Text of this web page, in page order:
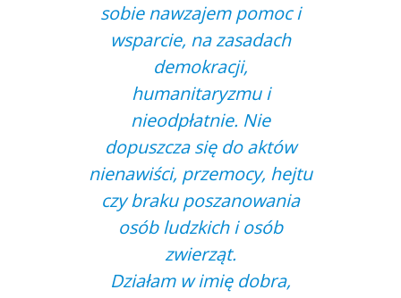
sobie nawzajem pomoc i
wsparcie, na zasadach
demokracji,
humanitaryzmu i
nieodpłatnie. Nie
dopuszcza się do aktów
nienawiści, przemocy, hejtu
czy braku poszanowania
osób ludzkich i osób
zwierząt.
Działam w imię dobra,